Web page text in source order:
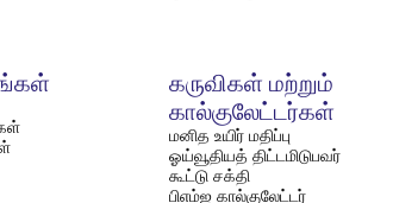
கருவிகள் மற்றும்
கால்குலேட்டர்கள்
மனித உயிர் மதிப்பு
ஓய்வூதியத் திட்டமிடுபவர்
கூட்டு சக்தி
பிஎம்ஐ கால்குலேட்டர்